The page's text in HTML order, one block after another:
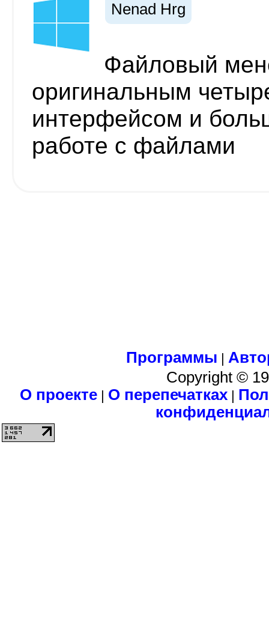
Nenad Hrg
Файловый
оригинальным
интерфейсом и
работе с файлами
Программы |
Copyright ©
О проекте| О перепечатках|